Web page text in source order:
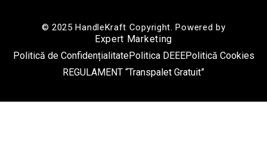
© 2025 HandleKraft Copyright. Powered by
Expert Marketing
Politică de ConfidențialitatePolitica DEEEPolitică Cookies
REGULAMENT “Transpalet Gratuit”